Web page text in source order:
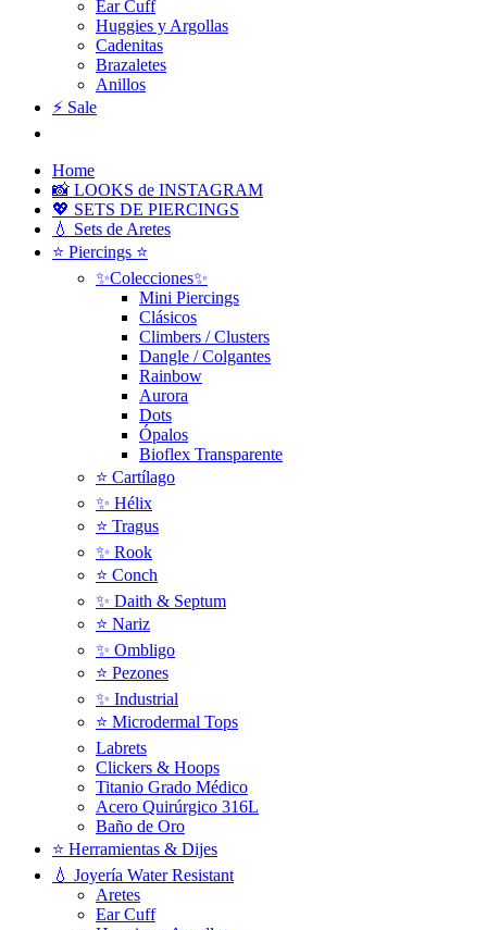
Ear Cuff
Huggies y Argollas
Cadenitas
Brazaletes
Anillos
⚡ Sale
Home
📸 LOOKS de INSTAGRAM
💖 SETS DE PIERCINGS
💧 Sets de Aretes
⭐ Piercings ⭐
✨Colecciones✨
Mini Piercings
Clásicos
Climbers / Clusters
Dangle / Colgantes
Rainbow
Aurora
Dots
Ópalos
Bioflex Transparente
⭐️ Cartílago
✨ Hélix
⭐ Tragus
✨ Rook
⭐️ Conch
✨ Daith & Septum
⭐️ Nariz
✨ Ombligo
⭐️ Pezones
✨ Industrial
⭐️ Microdermal Tops
Labrets
Clickers & Hoops
Titanio Grado Médico
Acero Quirúrgico 316L
Baño de Oro
⭐ Herramientas & Dijes
💧 Joyería Water Resistant
Aretes
Ear Cuff